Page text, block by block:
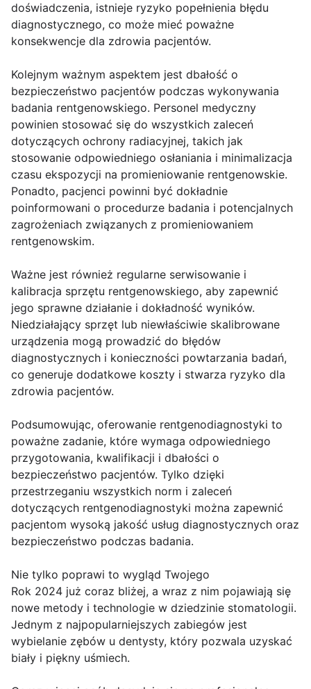
doświadczenia, istnieje ryzyko popełnienia błędu
diagnostycznego, co może mieć poważne
konsekwencje dla zdrowia pacjentów.
Kolejnym ważnym aspektem jest dbałość o
bezpieczeństwo pacjentów podczas wykonywania
badania rentgenowskiego. Personel medyczny
powinien stosować się do wszystkich zaleceń
dotyczących ochrony radiacyjnej, takich jak
stosowanie odpowiedniego osłaniania i minimalizacja
czasu ekspozycji na promieniowanie rentgenowskie.
Ponadto, pacjenci powinni być dokładnie
poinformowani o procedurze badania i potencjalnych
zagrożeniach związanych z promieniowaniem
rentgenowskim.
Ważne jest również regularne serwisowanie i
kalibracja sprzętu rentgenowskiego, aby zapewnić
jego sprawne działanie i dokładność wyników.
Niedziałający sprzęt lub niewłaściwie skalibrowane
urządzenia mogą prowadzić do błędów
diagnostycznych i konieczności powtarzania badań,
co generuje dodatkowe koszty i stwarza ryzyko dla
zdrowia pacjentów.
Podsumowując, oferowanie rentgenodiagnostyki to
poważne zadanie, które wymaga odpowiedniego
przygotowania, kwalifikacji i dbałości o
bezpieczeństwo pacjentów. Tylko dzięki
przestrzeganiu wszystkich norm i zaleceń
dotyczących rentgenodiagnostyki można zapewnić
pacjentom wysoką jakość usług diagnostycznych oraz
bezpieczeństwo podczas badania.
Nie tylko poprawi to wygląd Twojego
Rok 2024 już coraz bliżej, a wraz z nim pojawiają się
nowe metody i technologie w dziedzinie stomatologii.
Jednym z najpopularniejszych zabiegów jest
wybielanie zębów u dentysty, który pozwala uzyskać
biały i piękny uśmiech.